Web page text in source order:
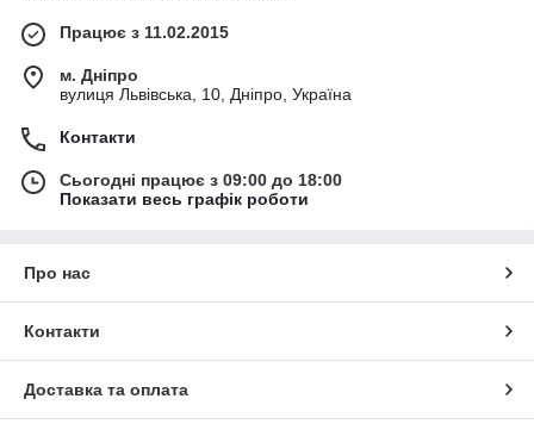
Працює з 11.02.2015
м. Дніпро
вулиця Львівська, 10, Дніпро, Україна
Контакти
Сьогодні працює з 09:00 до 18:00
Показати весь графік роботи
Про нас
Контакти
Доставка та оплата